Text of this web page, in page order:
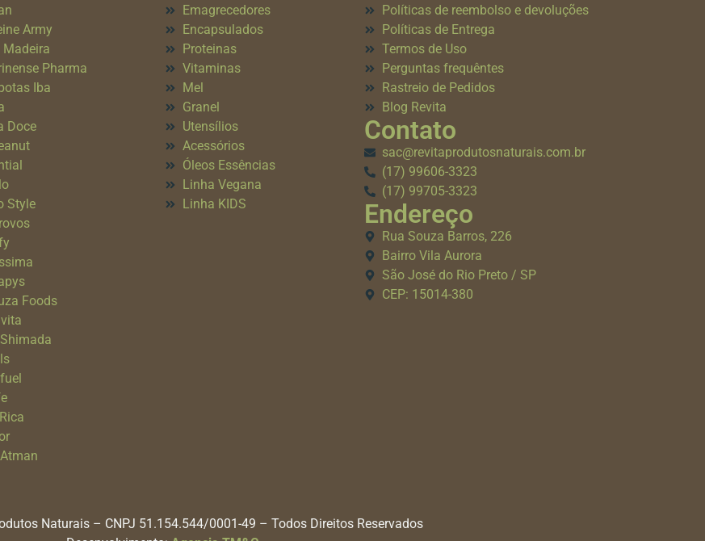
Army
Madeira
Pharma
Iba
Doce
Style
Foods
Emagrecedores
Encapsulados
Proteinas
Vitaminas
Mel
Granel
Utensílios
Acessórios
Óleos Essências
Linha Vegana
Linha KIDS
Políticas de reembolso e devoluções
Políticas de Entrega
Termos de Uso
Perguntas frequêntes
Rastreio de Pedidos
Blog Revita
Contato
sac@revitaprodutosnaturais.com.br
(17) 99606-3323
(17) 99705-3323
Endereço
Rua Souza Barros, 226
Bairro Vila Aurora
São José do Rio Preto / SP
CEP: 15014-380
Naturais – CNPJ 51.154.544/0001-49 – Todos Direitos Reservados